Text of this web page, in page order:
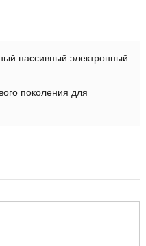
пассивный электронный
поколения для